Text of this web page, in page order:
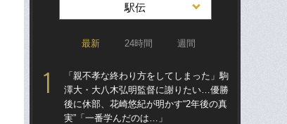
駅伝
最新 24時間 週間
「親不孝な終わり方をしてしまった」駒
澤大・大八木弘明監督に謝りたい…優勝
後に休部、花崎悠紀が明かす“2年後の真
実”「一番学んだのは…」